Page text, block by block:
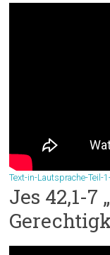
Text-in-Lautsprache-Teil-
Jes 42,1-7